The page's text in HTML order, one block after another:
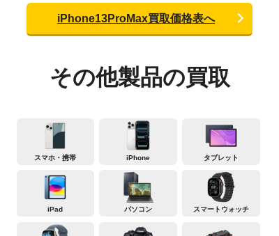
iPhone13ProMax買取価格表へ
その他製品の買取
スマホ・携帯 iPhone タブレット
iPad パソコン スマートウォッチ